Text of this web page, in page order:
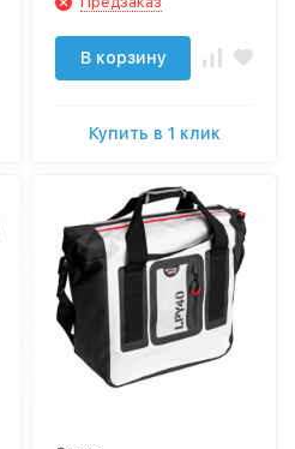
В корзину
Купить в 1 клик